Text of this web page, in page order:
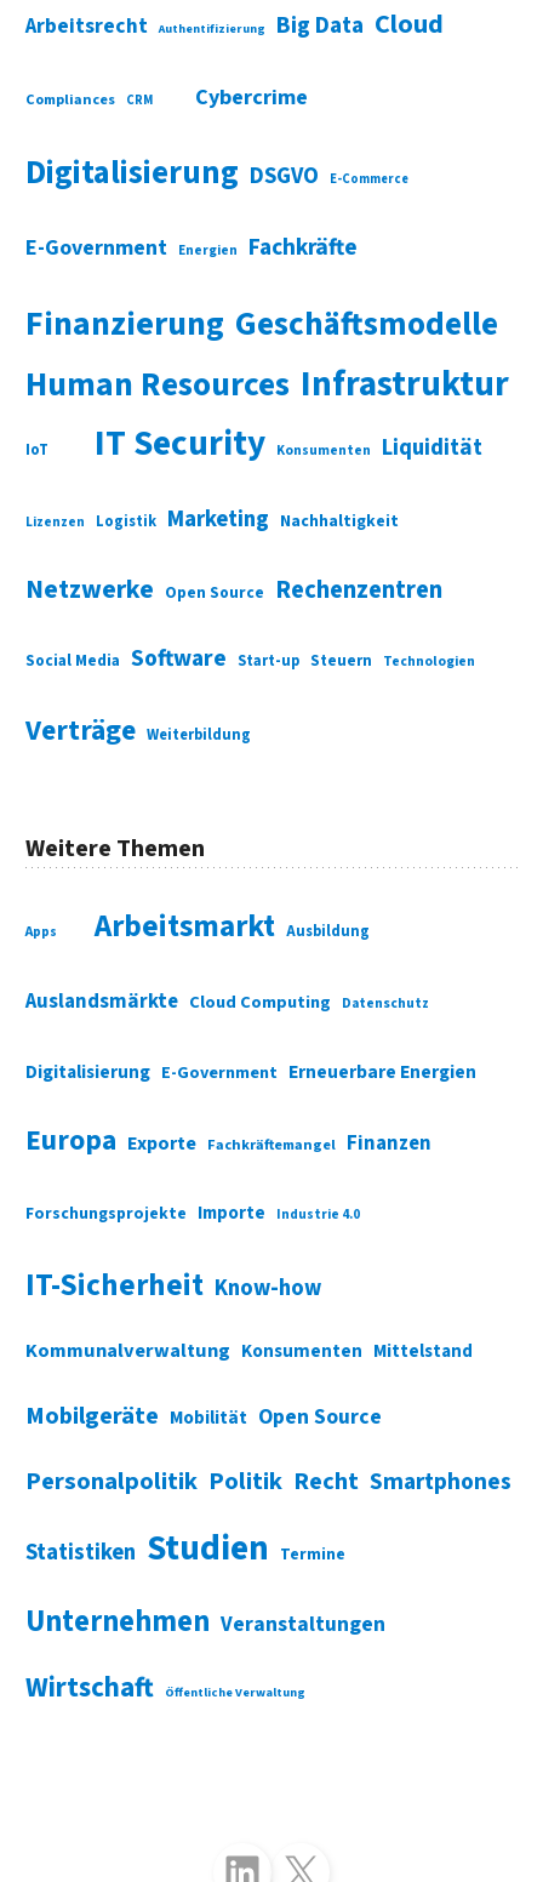
Arbeitsrecht Authentifizierung Big Data Cloud
Compliances CRM Cybercrime
Digitalisierung DSGVO E-Commerce
E-Government Energien Fachkräfte
Finanzierung Geschäftsmodelle
Human Resources Infrastruktur
IoT IT Security Konsumenten Liquidität
Lizenzen Logistik Marketing Nachhaltigkeit
Netzwerke Open Source Rechenzentren
Social Media Software Start-up Steuern Technologien
Verträge Weiterbildung
Weitere Themen
Apps Arbeitsmarkt Ausbildung
Auslandsmärkte Cloud Computing Datenschutz
Digitalisierung E-Government Erneuerbare Energien
Europa Exporte Fachkräftemangel Finanzen
Forschungsprojekte Importe Industrie 4.0
IT-Sicherheit Know-how
Kommunalverwaltung Konsumenten Mittelstand
Mobilgeräte Mobilität Open Source
Personalpolitik Politik Recht Smartphones
Statistiken Studien Termine
Unternehmen Veranstaltungen
Wirtschaft Öffentliche Verwaltung
Folgen Sie uns auf LinkedInFolgen Sie uns auf X (Twitter)